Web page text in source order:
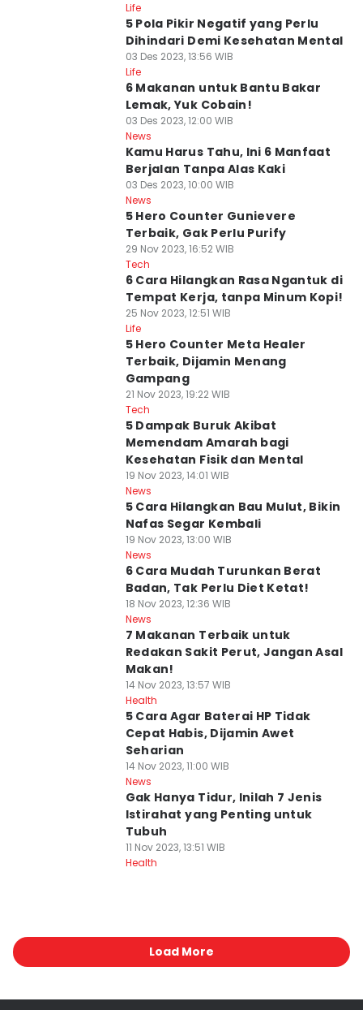
Life
5 Pola Pikir Negatif yang Perlu
Dihindari Demi Kesehatan Mental
03 Des 2023, 13:56 WIB
Life
6 Makanan untuk Bantu Bakar
Lemak, Yuk Cobain!
03 Des 2023, 12:00 WIB
News
Kamu Harus Tahu, Ini 6 Manfaat
Berjalan Tanpa Alas Kaki
03 Des 2023, 10:00 WIB
News
5 Hero Counter Gunievere
Terbaik, Gak Perlu Purify
29 Nov 2023, 16:52 WIB
Tech
6 Cara Hilangkan Rasa Ngantuk di
Tempat Kerja, tanpa Minum Kopi!
25 Nov 2023, 12:51 WIB
Life
5 Hero Counter Meta Healer
Terbaik, Dijamin Menang
Gampang
21 Nov 2023, 19:22 WIB
Tech
5 Dampak Buruk Akibat
Memendam Amarah bagi
Kesehatan Fisik dan Mental
19 Nov 2023, 14:01 WIB
News
5 Cara Hilangkan Bau Mulut, Bikin
Nafas Segar Kembali
19 Nov 2023, 13:00 WIB
News
6 Cara Mudah Turunkan Berat
Badan, Tak Perlu Diet Ketat!
18 Nov 2023, 12:36 WIB
News
7 Makanan Terbaik untuk
Redakan Sakit Perut, Jangan Asal
Makan!
14 Nov 2023, 13:57 WIB
Health
5 Cara Agar Baterai HP Tidak
Cepat Habis, Dijamin Awet
Seharian
14 Nov 2023, 11:00 WIB
News
Gak Hanya Tidur, Inilah 7 Jenis
Istirahat yang Penting untuk
Tubuh
11 Nov 2023, 13:51 WIB
Health
Load More